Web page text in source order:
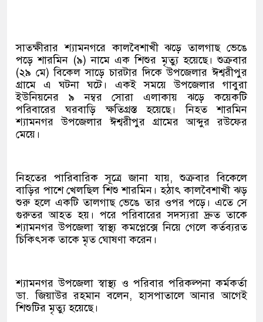
সাতক্ষীরার শ্যামনগরে কালবৈশাখী ঝড়ে তালগাছ ভেঙে
পড়ে শারমিন (৯) নামে এক শিশুর মৃত্যু হয়েছে। শুক্রবার
(২৯ মে) বিকেল সাড়ে চারটার দিকে উপজেলার ঈশ্বরীপুর
গ্রামে এ ঘটনা ঘটে। একই সময়ে উপজেলার গাবুরা
ইউনিয়নের ৯ নম্বর সোরা এলাকায় ঝড়ে কয়েকটি
পরিবারের ঘরবাড়ি ক্ষতিগ্রস্ত হয়েছে। নিহত শারমিন
শ্যামনগর উপজেলার ঈশ্বরীপুর গ্রামের আব্দুর রউফের
মেয়ে।
নিহতের পারিবারিক সূত্রে জানা যায়, শুক্রবার বিকেলে
বাড়ির পাশে খেলছিল শিশু শারমিন। হঠাৎ কালবৈশাখী ঝড়
শুরু হলে একটি তালগাছ ভেঙে তার ওপর পড়ে। এতে সে
গুরুতর আহত হয়। পরে পরিবারের সদস্যরা দ্রুত তাকে
শ্যামনগর উপজেলা স্বাস্থ্য কমপ্লেক্সে নিয়ে গেলে কর্তব্যরত
চিকিৎসক তাকে মৃত ঘোষণা করেন।
শ্যামনগর উপজেলা স্বাস্থ্য ও পরিবার পরিকল্পনা কর্মকর্তা
ডা. জিয়াউর রহমান বলেন, হাসপাতালে আনার আগেই
শিশুটির মৃত্যু হয়েছে।